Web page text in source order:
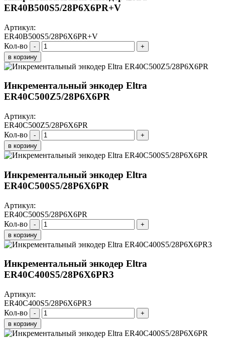
ER40B500S5/28P6X6PR+V
Артикул:
ER40B500S5/28P6X6PR+V
Кол-во
-
+
в корзину
Инкрементальный энкодер Eltra
ER40C500Z5/28P6X6PR
Артикул:
ER40C500Z5/28P6X6PR
Кол-во
-
+
в корзину
Инкрементальный энкодер Eltra
ER40C500S5/28P6X6PR
Артикул:
ER40C500S5/28P6X6PR
Кол-во
-
+
в корзину
Инкрементальный энкодер Eltra
ER40C400S5/28P6X6PR3
Артикул:
ER40C400S5/28P6X6PR3
Кол-во
-
+
в корзину